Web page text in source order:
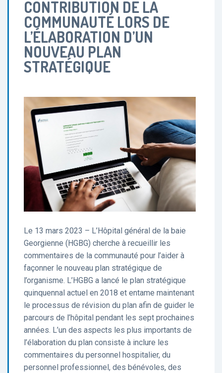
CONTRIBUTION DE LA
COMMUNAUTÉ LORS DE
L’ÉLABORATION D’UN
NOUVEAU PLAN
STRATÉGIQUE
Le 13 mars 2023 – L’Hôpital général de la baie
Georgienne (HGBG) cherche à recueillir les
commentaires de la communauté pour l’aider à
façonner le nouveau plan stratégique de
l’organisme. L’HGBG a lancé le plan stratégique
quinquennal actuel en 2018 et entame maintenant
le processus de révision du plan afin de guider le
parcours de l’hôpital pendant les sept prochaines
années. L’un des aspects les plus importants de
l’élaboration du plan consiste à inclure les
commentaires du personnel hospitalier, du
personnel professionnel, des bénévoles, des